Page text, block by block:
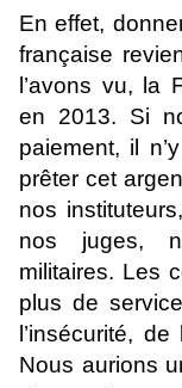
En effet,
française
l’avons vu, la
en 2013. Si
paiement, il
prêter cet
nos
nos juges,
militaires. Les
plus de
l’insécurité,
Nous aurions